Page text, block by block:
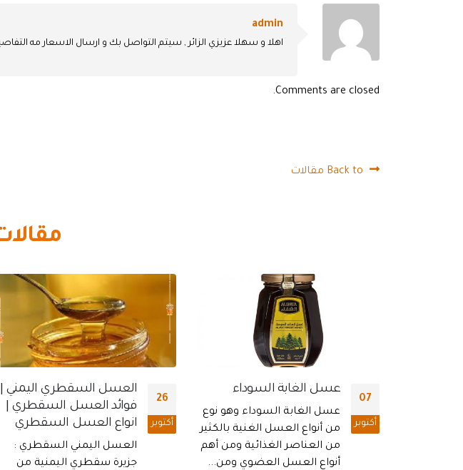
admin
اهلا و سهلا عزيزي الزائر , سيتم التواصل بك و ارسال الاسعار مه
Comments are closed.
26
أكتوبر
العسل السقطري اليمني |
فوائد العسل السقطري |
انواع العسل السقطري
العسل اليمني السقطري :
جزيرة سقطري اليمنية من
01
نوفمبر
افضل انواع العسل اليمني |
اسعار العسل اليمني
الاصلي
عسل يمني من اشهر انواع
العسل في العالم وافضلها